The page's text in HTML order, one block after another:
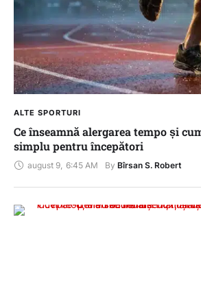
ALTE SPORTURI
Ce înseamnă alergarea tempo și
simplu pentru începători
august 9 6:45 AM By Bîrsan S. Robert